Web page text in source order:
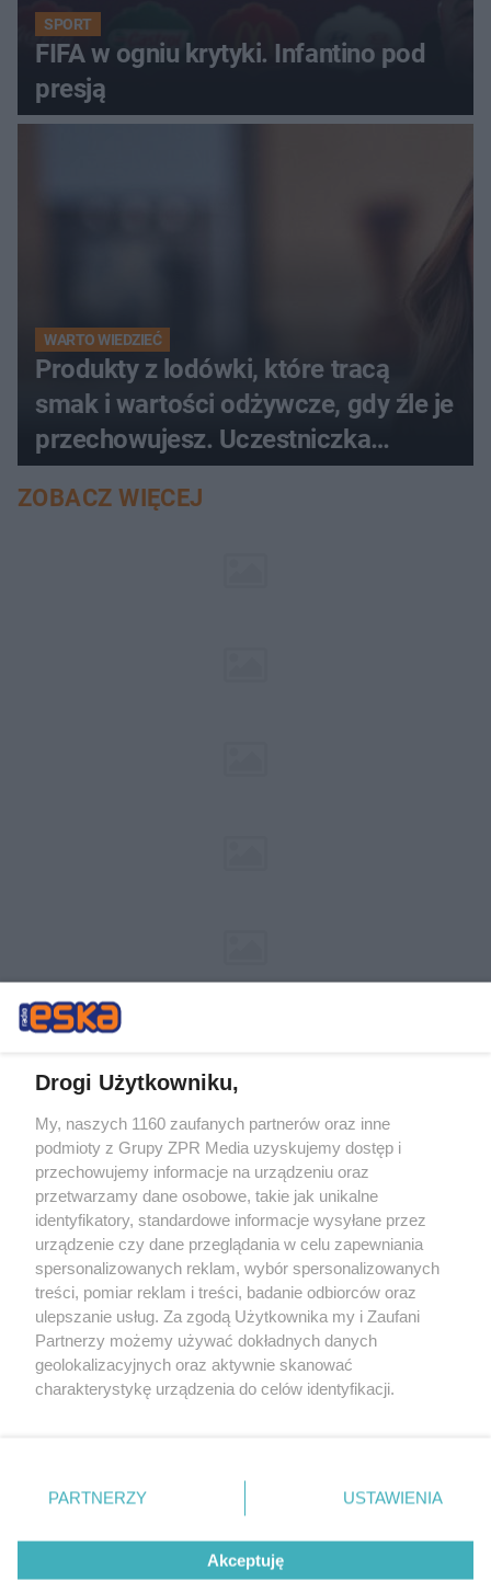
SPORT
FIFA w ogniu krytyki. Infantino pod
presją
WARTO WIEDZIEĆ
Produkty z lodówki, które tracą
smak i wartości odżywcze, gdy źle je
przechowujesz. Uczestniczka
"MasterChefa"
ZOBACZ WIĘCEJ
Żaden utwór zamieszczony w serwisie nie może być powielany i
rozpowszechniany lub dalej rozpowszechniany w jakikolwiek sposób (w
tym także elektroniczny lub mechaniczny) na jakimkolwiek polu
eksploatacji w jakiejkolwiek formie, włącznie z umieszczaniem w
Internecie bez pisemnej zgody właściciela praw. Jakiekolwiek użycie lub
wykorzystanie utworów w całości lub w części z naruszeniem prawa,
tzn. bez właściwej zgody, jest zabronione pod groźbą kary i może być
ścigane prawnie.
© 2026 Grupa ZPR Media
Drogi Użytkowniku,
My, naszych 1160 zaufanych partnerów oraz inne
podmioty z Grupy ZPR Media uzyskujemy dostęp i
przechowujemy informacje na urządzeniu oraz
przetwarzamy dane osobowe, takie jak unikalne
identyfikatory, standardowe informacje wysyłane przez
urządzenie czy dane przeglądania w celu zapewniania
spersonalizowanych reklam, wybór spersonalizowanych
treści, pomiar reklam i treści, badanie odbiorców oraz
ulepszanie usług. Za zgodą Użytkownika my i Zaufani
Partnerzy możemy używać dokładnych danych
geolokalizacyjnych oraz aktywnie skanować
charakterystykę urządzenia do celów identyfikacji.
zmienić/wycofać klikając przycisk ustawień prywatności
znajdujący się w lewym dolnym rogu strony
rodzaje przetwarzania danych nie wymagają zgody
użytkownika, ale masz prawo sprzeciwić się takiemu
PARTNERZY USTAWIENIA
Akceptuję